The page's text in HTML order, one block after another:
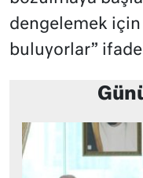
dengelemek
buluyorlar”